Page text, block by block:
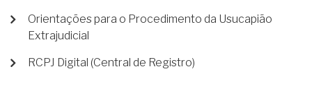
Orientações para o Procedimento da Usucapião
Extrajudicial
RCPJ Digital (Central de Registro)